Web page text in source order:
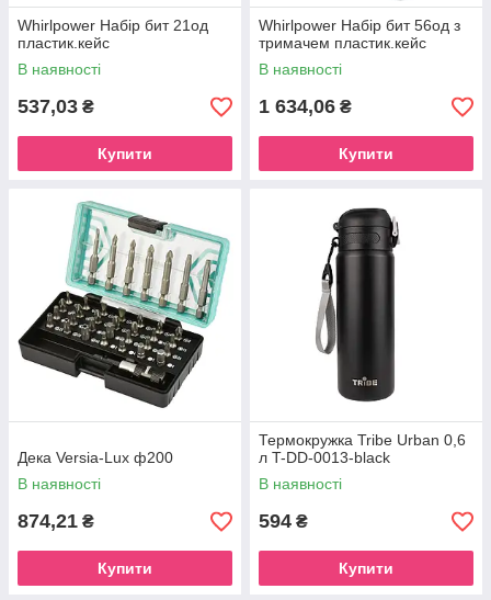
Whirlpower Набір бит 21од
пластик.кейс
В наявності
537,03 ₴
Купити
Whirlpower Набір бит 56од з
тримачем пластик.кейс
В наявності
1 634,06 ₴
Купити
Дека Versia-Lux ф200
В наявності
874,21 ₴
Купити
Термокружка Tribe Urban 0,6
л T-DD-0013-black
В наявності
594 ₴
Купити